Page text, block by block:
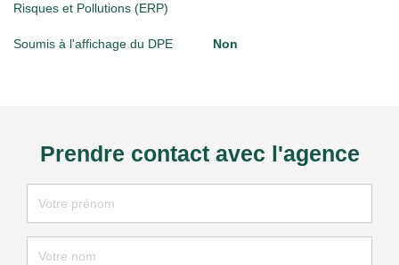
Risques et Pollutions (ERP)
Soumis à l'affichage du DPE Non
Prendre contact avec l'agence